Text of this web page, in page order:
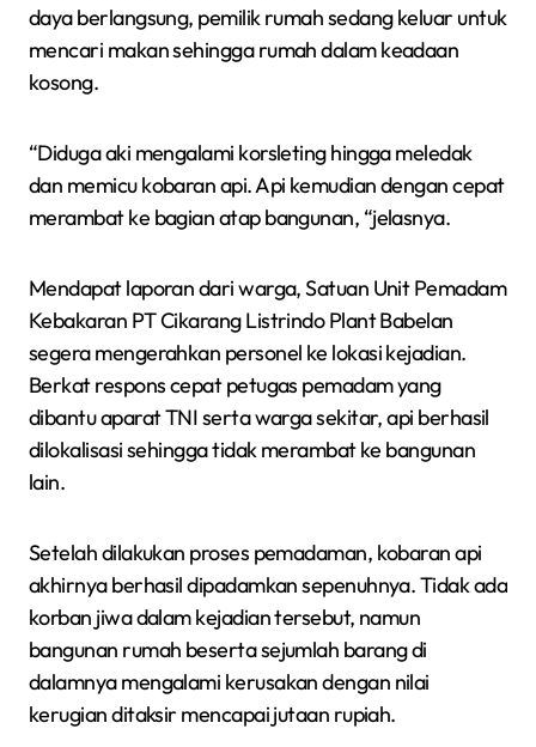
daya berlangsung, pemilik rumah sedang keluar untuk
mencari makan sehingga rumah dalam keadaan
kosong.
“Diduga aki mengalami korsleting hingga meledak
dan memicu kobaran api. Api kemudian dengan cepat
merambat ke bagian atap bangunan, “jelasnya.
Mendapat laporan dari warga, Satuan Unit Pemadam
Kebakaran PT Cikarang Listrindo Plant Babelan
segera mengerahkan personel ke lokasi kejadian.
Berkat respons cepat petugas pemadam yang
dibantu aparat TNI serta warga sekitar, api berhasil
dilokalisasi sehingga tidak merambat ke bangunan
lain.
Setelah dilakukan proses pemadaman, kobaran api
akhirnya berhasil dipadamkan sepenuhnya. Tidak ada
korban jiwa dalam kejadian tersebut, namun
bangunan rumah beserta sejumlah barang di
dalamnya mengalami kerusakan dengan nilai
kerugian ditaksir mencapai jutaan rupiah.